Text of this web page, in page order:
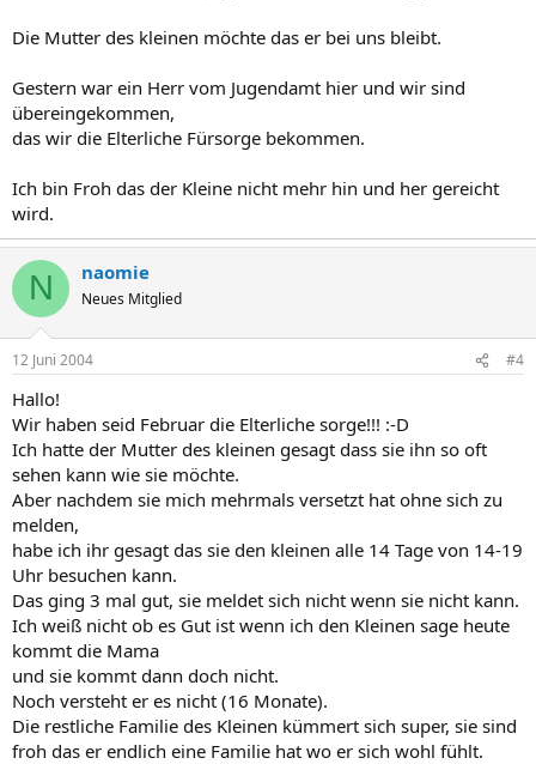
Die Mutter des kleinen möchte das er bei uns bleibt.
Gestern war ein Herr vom Jugendamt hier und wir sind
übereingekommen,
das wir die Elterliche Fürsorge bekommen.
Ich bin Froh das der Kleine nicht mehr hin und her gereicht
wird.
N naomie
Neues Mitglied
12 Juni 2004 #4
Hallo!
Wir haben seid Februar die Elterliche sorge!!! :-D
Ich hatte der Mutter des kleinen gesagt dass sie ihn so oft
sehen kann wie sie möchte.
Aber nachdem sie mich mehrmals versetzt hat ohne sich zu
melden,
habe ich ihr gesagt das sie den kleinen alle 14 Tage von 14-19
Uhr besuchen kann.
Das ging 3 mal gut, sie meldet sich nicht wenn sie nicht kann.
Ich weiß nicht ob es Gut ist wenn ich den Kleinen sage heute
kommt die Mama
und sie kommt dann doch nicht.
Noch versteht er es nicht (16 Monate).
Die restliche Familie des Kleinen kümmert sich super, sie sind
froh das er endlich eine Familie hat wo er sich wohl fühlt.